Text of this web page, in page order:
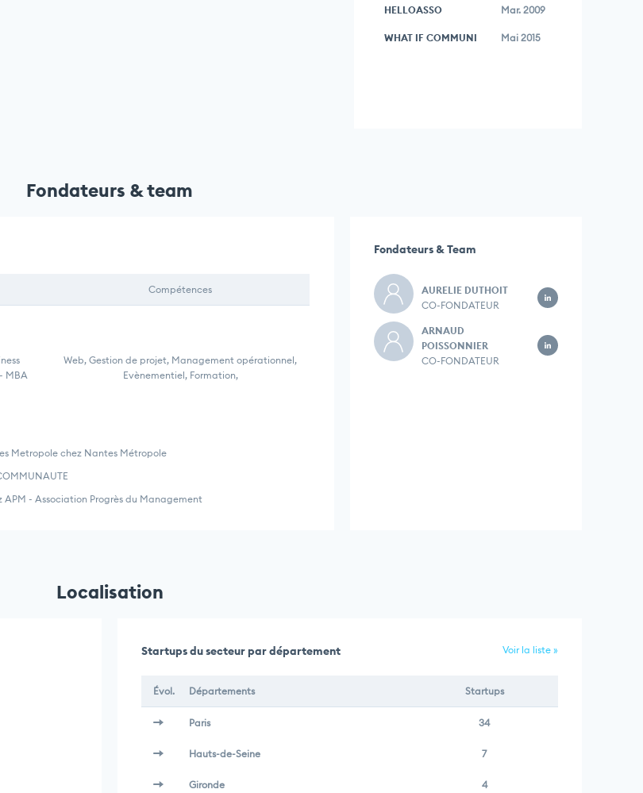
HELLOASSO Mar. 2009
WHAT IF COMMUNI Mai 2015
Fondateurs & team
Compétences
MBA
Web, Gestion de projet, Management opérationnel,
Evènementiel, Formation,
Metropole chez Nantes Métropole
- Association Progrès du Management
Fondateurs & Team
AURELIE DUTHOIT
CO-FONDATEUR
ARNAUD
POISSONNIER
CO-FONDATEUR
Localisation
Startups du secteur par département Voir la liste »
Évol. Départements Startups
Paris 34
Hauts-de-Seine 7
Gironde 4